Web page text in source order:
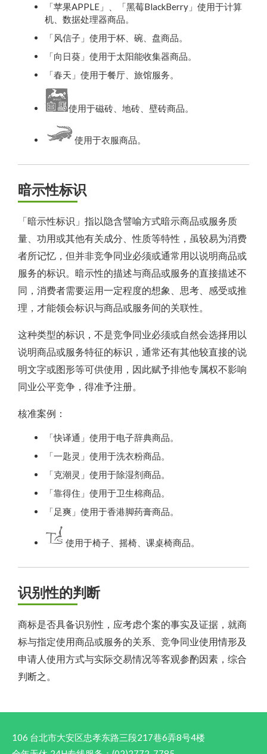
「苹果APPLE」、「黑莓BlackBerry」使用于计算
机、数据处理器商品。
「风信子」使用于杯、碗、盘商品。
「向日葵」使用于太阳能收集器商品。
「春天」使用于餐厅、旅馆服务。
使用于磁砖、地砖、壁砖商品。
使用于衣服商品。
暗示性标识
「暗示性标识」指以隐含譬喻方式暗示商品或服务质
量、功用或其他有关成分、性质等特性，虽较易为消费
者所记忆，但并非竞争同业必须或通常用以说明商品或
服务的标识。暗示性的描述与商品或服务的直接描述不
同，消费者需要运用一定程度的想象、思考、感受或推
理，才能领会标识与商品或服务间的关联性。
这种类型的标识，不是竞争同业必须或自然会选择用以
说明商品或服务特征的标识，通常还有其他较直接的说
明文字或图形等可供使用，因此赋予排他专属权不影响
同业公平竞争，得准予注册。
核准案例：
「快译通」使用于电子辞典商品。
「一匙灵」使用于洗衣粉商品。
「克潮灵」使用于除湿剂商品。
「靠得住」使用于卫生棉商品。
「足爽」使用于香港脚药膏商品。
使用于椅子、摇椅、课桌椅商品。
识别性的判断
商标是否具备识别性，应考虑个案的事实及证据，就商
标与指定使用商品或服务的关系、竞争同业使用情形及
申请人使用方式与实际交易情况等客观参酌因素，综合
判断之。
106 台北市大安区忠孝东路三段217巷6弄8号4楼